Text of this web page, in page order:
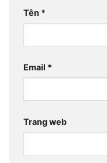
Tên *
Email *
Trang web